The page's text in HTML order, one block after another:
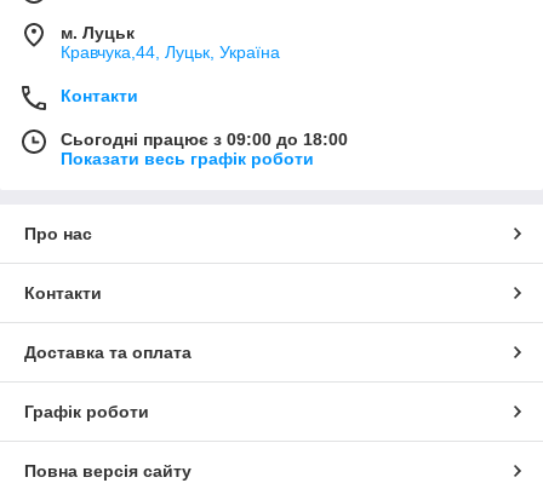
м. Луцьк
Кравчука,44, Луцьк, Україна
Контакти
Сьогодні працює з 09:00 до 18:00
Показати весь графік роботи
Про нас
Контакти
Доставка та оплата
Графік роботи
Повна версія сайту